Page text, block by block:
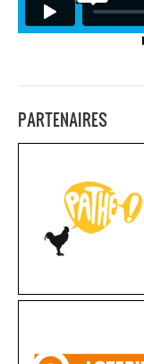
PARTENAIRES